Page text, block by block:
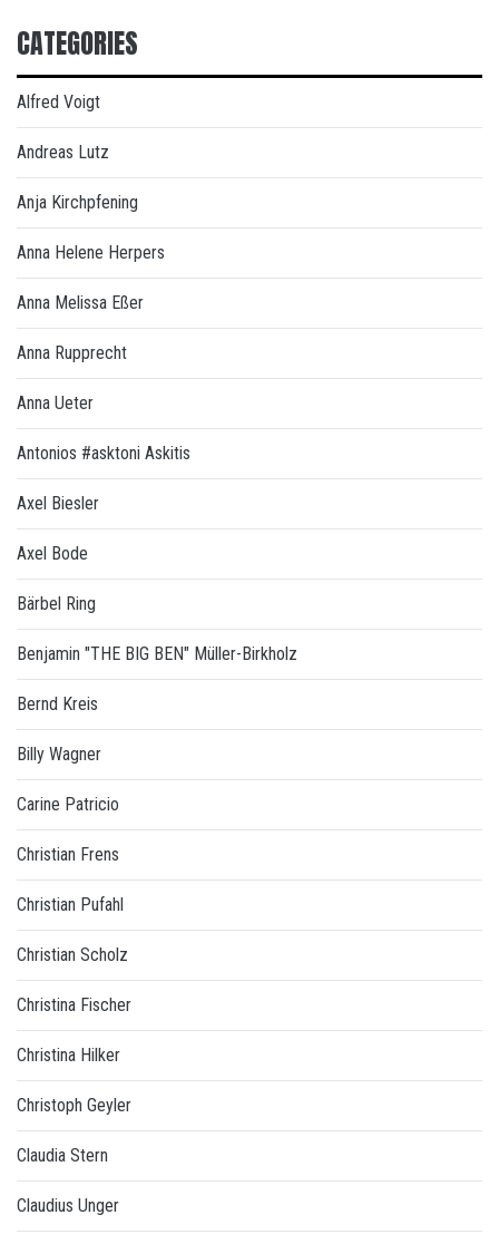
CATEGORIES
Alfred Voigt
Andreas Lutz
Anja Kirchpfening
Anna Helene Herpers
Anna Melissa Eßer
Anna Rupprecht
Anna Ueter
Antonios #asktoni Askitis
Axel Biesler
Axel Bode
Bärbel Ring
Benjamin "THE BIG BEN" Müller-Birkholz
Bernd Kreis
Billy Wagner
Carine Patricio
Christian Frens
Christian Pufahl
Christian Scholz
Christina Fischer
Christina Hilker
Christoph Geyler
Claudia Stern
Claudius Unger